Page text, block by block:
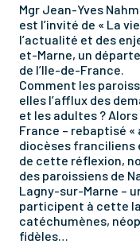
Mgr Jean-Yves
est l’invité de « La
l’actualité et des
et-Marne, un
de l’Ile-de-France.
Comment les
elles l’afflux des
et les adultes ?
France – rebaptisé
diocèses franciliens
de cette réflexion,
des paroissiens de
Lagny-sur-Marne –
participent à cette
catéchumènes,
fidèles…